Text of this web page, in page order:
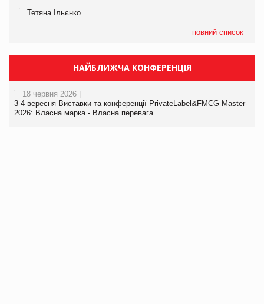
Тетяна Ільєнко
повний список
НАЙБЛИЖЧА КОНФЕРЕНЦІЯ
18 червня 2026 |
3-4 вересня Виставки та конференції PrivateLabel&FMCG Master-
2026: Власна марка - Власна перевага